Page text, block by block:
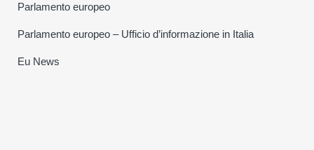
Parlamento europeo
Parlamento europeo – Ufficio d’informazione in Italia
Eu News